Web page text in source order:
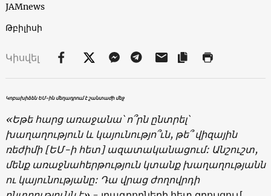
JAMnews
Թբիլիսի
Կիսվել
Կոբախիձեն ԵՄ-ին մեղադրում է շանտաժի մեջ
«Եթե հարց առաջանա՝ ո՞րն ընտրել՝
խաղաղություն և կայունությո՞ւն, թե՞ վիզային
ռեժիմի [ԵՄ-ի հետ] ազատականացում: Անշուշտ,
մենք առաջնահերթություն կտանք խաղաղությանն
ու կայունությանը: Դա վրաց ժողովրդի